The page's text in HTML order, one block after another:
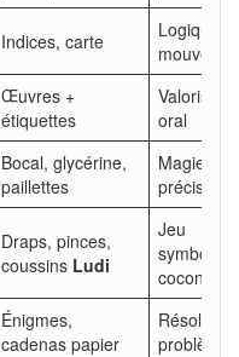
Indices, carte
Logique,
Œuvres +
étiquettes
oral
Bocal, glycérine,
paillettes
Magie,
précision
Draps, pinces,
coussins Ludi
Jeu
cocon
Énigmes,
cadenas papier
problèmes